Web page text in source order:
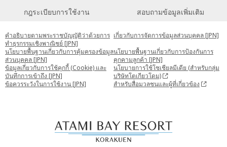
กฎระเบียบการใช้งาน
สอบถามข้อมูลเพิ่มเติม
คำอธิบายตามพระราชบัญญัติว่าด้วยการ
ทำธุรกรรมเชิงพาณิชย์ [JPN]
เกี่ยวกับการจัดการข้อมูลส่วนบุคคล [JPN]
นโยบายพื้นฐานเกี่ยวกับการคุ้มครองข้อมูล
ส่วนบุคคล [JPN]
นโยบายพื้นฐานเกี่ยวกับการป้องกันการ
คุกคามลูกค้า [JPN]
ข้อมูลเกี่ยวกับการใช้คุกกี้ (Cookie) และ
บันทึกการเข้าถึง [JPN]
นโยบายการใช้โซเชียลมีเดีย (สำหรับกลุ่ม
บริษัทโตเกียวโดม)
ข้อควรระวังในการใช้งาน [JPN]
สำหรับสื่อมวลชนและผู้ที่เกี่ยวข้อง